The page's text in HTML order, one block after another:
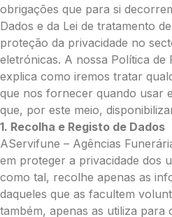
obrigações que para si
Dados e da Lei de tratamento
proteção da privacidade no
eletrónicas. A nossa Política de
explica como iremos tratar
que nos fornecer quando usar
que, por este meio,
1. Recolha e Registo de Dados
AServifune – Agências
em proteger a privacidade dos
como tal, recolhe apenas as
daqueles que as facultem
também, apenas as utiliza para